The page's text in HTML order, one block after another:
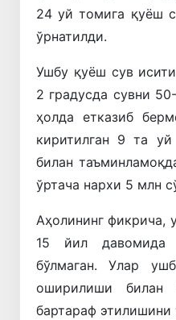
24 уй томига қуёш
ўрнатилди.
Ушбу қуёш сув
2 градусда сувни
ҳолда етказиб
киритилган 9 та
билан
ўртача нархи 5 млн
Аҳолининг фикрича,
15 йил давомида
бўлмаган. Улар
оширилиши
бартараф этилишини